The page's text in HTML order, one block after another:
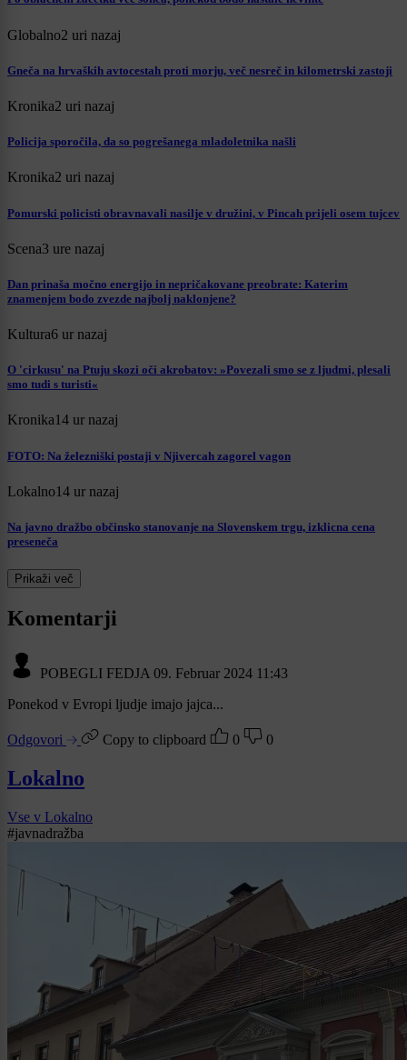
Globalno2 uri nazaj
Gneča na hrvaških avtocestah proti morju, več nesreč in kilometrski zastoji
Kronika2 uri nazaj
Policija sporočila, da so pogrešanega mladoletnika našli
Kronika2 uri nazaj
Pomurski policisti obravnavali nasilje v družini, v Pincah prijeli osem tujcev
Scena3 ure nazaj
Dan prinaša močno energijo in nepričakovane preobrate: Katerim
znamenjem bodo zvezde najbolj naklonjene?
Kultura6 ur nazaj
O 'cirkusu' na Ptuju skozi oči akrobatov: »Povezali smo se z ljudmi, plesali
smo tudi s turisti«
Kronika14 ur nazaj
FOTO: Na železniški postaji v Njivercah zagorel vagon
Lokalno14 ur nazaj
Na javno dražbo občinsko stanovanje na Slovenskem trgu, izklicna cena
preseneča
Prikaži več
Komentarji
POBEGLI FEDJA 09. Februar 2024 11:43
Ponekod v Evropi ljudje imajo jajca...
Odgovori Copy to clipboard 0 0
Lokalno
Vse v Lokalno
#javnadražba